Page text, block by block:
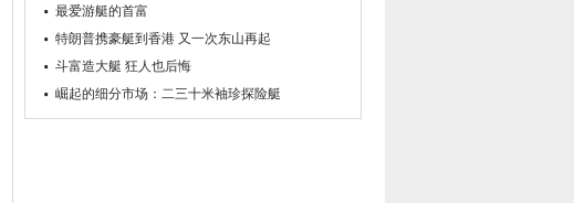
最爱游艇的首富
特朗普携豪艇到香港 又一次东山再起
斗富造大艇 狂人也后悔
崛起的细分市场：二三十米袖珍探险艇